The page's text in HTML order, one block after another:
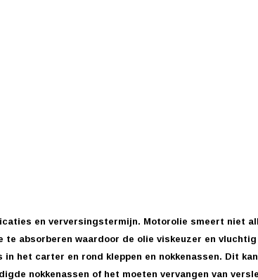
en verversingstermijn. Motorolie smeert niet
te absorberen waardoor de olie viskeuzer en
het carter en rond kleppen en nokkenassen. Dit
nokkenassen of het moeten vervangen van